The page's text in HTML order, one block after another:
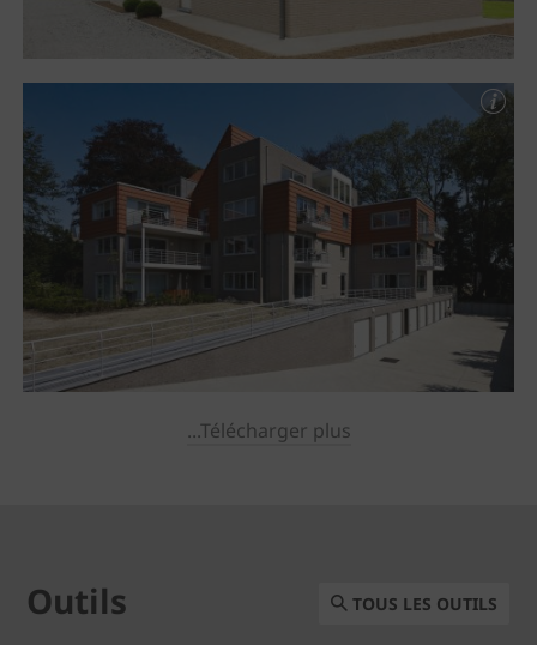
...Télécharger plus
Outils TOUS LES OUTILS